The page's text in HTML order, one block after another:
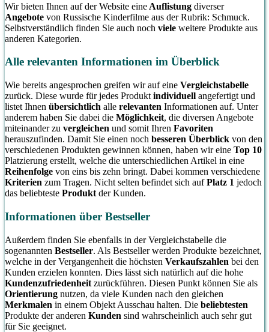
Wir bieten Ihnen auf der Website eine Auflistung diverser
Angebote von Russische Kinderfilme aus der Rubrik: Schmuck.
Selbstverständlich finden Sie auch noch viele weitere Produkte aus
anderen Kategorien.
Alle relevanten Informationen im Überblick
Wie bereits angesprochen greifen wir auf eine Vergleichstabelle
zurück. Diese wurde für jedes Produkt individuell angefertigt und
listet Ihnen übersichtlich alle relevanten Informationen auf. Unter
anderem haben Sie dabei die Möglichkeit, die diversen Angebote
miteinander zu vergleichen und somit Ihren Favoriten
herauszufinden. Damit Sie einen noch besseren Überblick von den
verschiedenen Produkten gewinnen können, haben wir eine Top 10
Platzierung erstellt, welche die unterschiedlichen Artikel in eine
Reihenfolge von eins bis zehn bringt. Dabei kommen verschiedene
Kriterien zum Tragen. Nicht selten befindet sich aufPlatz 1 jedoch
das beliebteste Produkt der Kunden.
Informationen über Bestseller
Außerdem finden Sie ebenfalls in der Vergleichstabelle die
sogenannten Bestseller. Als Bestseller werden Produkte bezeichnet,
welche in der Vergangenheit die höchsten Verkaufszahlen bei den
Kunden erzielen konnten. Dies lässt sich natürlich auf die hohe
Kundenzufriedenheit zurückführen. Diesen Punkt können Sie als
Orientierung nutzen, da viele Kunden nach den gleichen
Merkmalen in einem Objekt Ausschau halten. Die beliebtesten
Produkte der anderen Kunden sind wahrscheinlich auch sehr gut
für Sie geeignet.